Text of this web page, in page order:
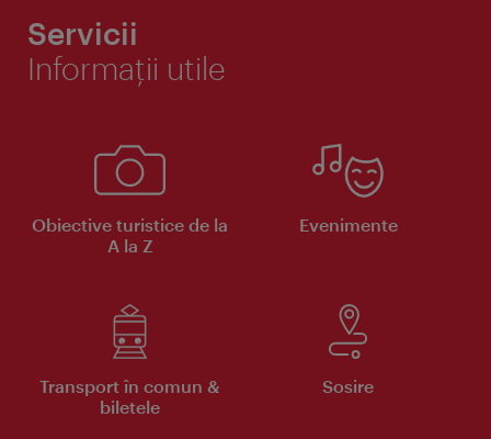
Servicii
Informaţii utile
Obiective turistice de la
A la Z
Evenimente
Transport în comun &
biletele
Sosire